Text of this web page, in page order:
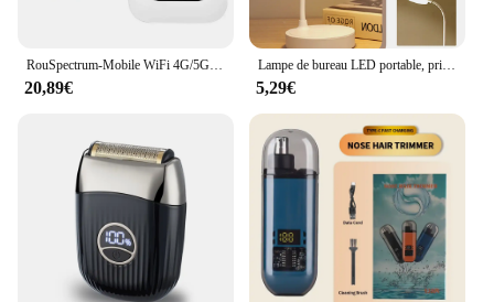
RouSpectrum-Mobile WiFi 4G/5G, 150Mbps, Sans Fil, avseats Fente EpiCard, 2100mAh, Portable, Modem ATA Fi, Hotspot Poche
20,89€
Lampe de bureau LED portable, prise USB, batterie 62, lampe de table, support 3 documents, gradation continue, protection des yeux, chambre, lampe de chevet
5,29€